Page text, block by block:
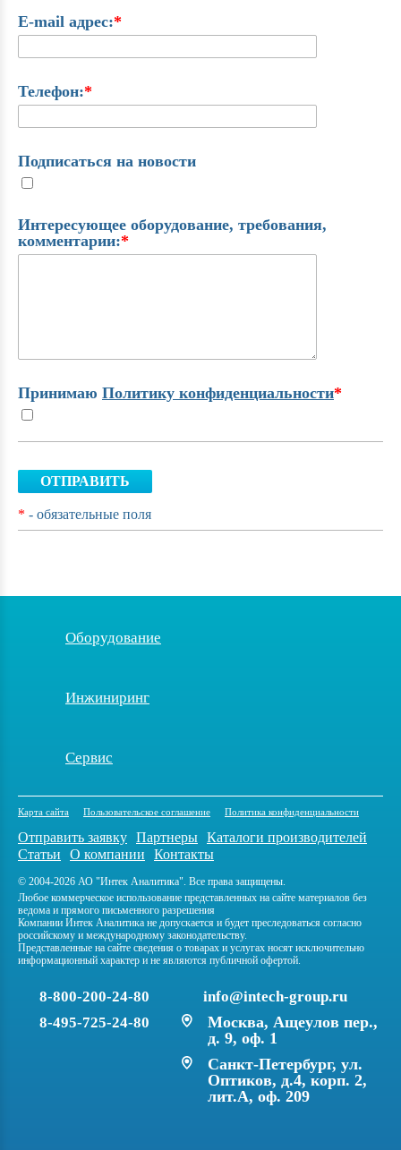
E-mail адрес:*
Телефон:*
Подписаться на новости
Интересующее оборудование, требования,
комментарии:*
Принимаю Политику конфиденциальности*
ОТПРАВИТЬ
* - обязательные поля
Оборудование
Инжиниринг
Сервис
Карта сайта Пользовательское соглашение Политика конфиденциальности
Отправить заявку Партнеры Каталоги производителей
Статьи
О компании Контакты
© 2004-2026 АО "Интек Аналитика". Все права защищены.
Любое коммерческое использование представленных на сайте материалов без
ведома и прямого письменного разрешения
Компании Интек Аналитика не допускается и будет преследоваться согласно
российскому и международному законодательству.
Представленные на сайте сведения о товарах и услугах носят исключительно
информационный характер и не являются публичной офертой.
8-800-200-24-80
8-495-725-24-80
info@intech-group.ru
Москва, Ащеулов пер.,
д. 9, оф. 1
Санкт-Петербург, ул.
Оптиков, д.4, корп. 2,
лит.А, оф. 209